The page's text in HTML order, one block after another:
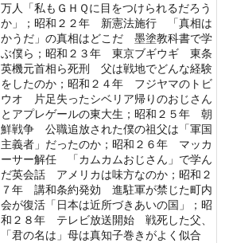
万人「私もＧＨＱに目をつけられるだろう
か」；昭和２２年 新憲法施行 「真相は
かうだ」の真相はどこだ 墨塗教科書で学
ぶ僕ら；昭和２３年 東京ブギウギ 東条
英機元首相ら死刑 父は戦地でどんな経験
をしたのか；昭和２４年 フジヤマのトビ
ウオ 片足失ったシベリア帰りのおじさん
とアプレゲールの東大生；昭和２５年 朝
鮮戦争 公職追放された僕の祖父は「軍国
主義者」だったのか；昭和２６年 マッカ
ーサー解任 「カムカムおじさん」で学ん
だ英会話 アメリカは味方なのか；昭和２
７年 講和条約発効 進駐軍が禁じた町内
会が復活「日本は近所づきあいの国」；昭
和２８年 テレビ放送開始 戦死した父、
「君の名は」母は真知子巻きがよく似合